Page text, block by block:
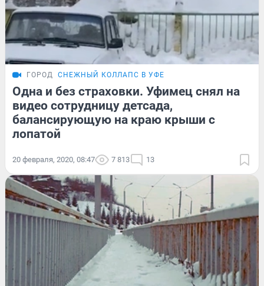
ГОРОД СНЕЖНЫЙ КОЛЛАПС В УФЕ
Одна и без страховки. Уфимец снял на
видео сотрудницу детсада,
балансирующую на краю крыши с
лопатой
20 февраля, 2020, 08:47 7 813 13